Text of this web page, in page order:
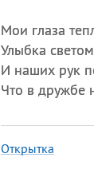
Мои глаза
Улыбка
И наших рук
Что в дружбе
Открытка